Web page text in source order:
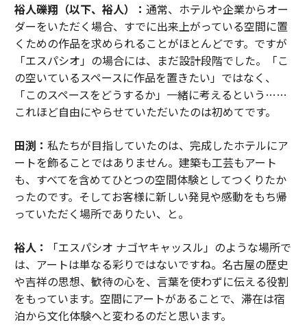
裕人礫翔（以下、裕人）： 通常、ホテルや企業からオー
ダーをいただく場合、すでに出来上がっている空間に置
くための作品を求められることがほとんどです。ですが
「エスパシオ」の場合には、まだ設計段階でした。「こ
の空いているスペースに作品を置きたい」ではなく、
「このスペースをどうするか」一緒に考えるという……
これほど自由にやらせていただいたのは初めてです。
田渕： 私たちが目指していたのは、完成したホテルにア
ートを飾ることではありません。建築も工芸もアート
も、すべてを含めてひとつの空間体験としてつくりたか
ったのです。そしてお客様に新しい発見や感動をもち帰
っていただく場所でありたい、と。
裕人：
「エスパシオ ナゴヤキャッスル」のような場所で
は、アートは単なる彩りではないですね。名古屋の歴史
や吉祥の思想、歓待の心を、言葉を使わずに伝える役割
をもっています。空間にアートがあることで、滞在は宿
泊から文化体験へと変わるのだと思います。